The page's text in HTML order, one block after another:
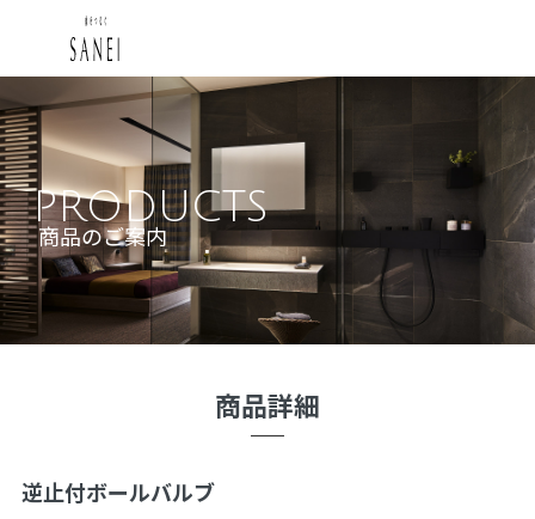
PRODUCTS
商品のご案内
商品詳細
逆止付ボールバルブ